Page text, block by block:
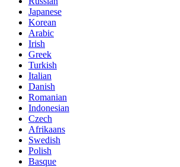
Japanese
Korean
Arabic
Irish
Greek
Turkish
Italian
Danish
Romanian
Indonesian
Czech
Afrikaans
Swedish
Polish
Basque